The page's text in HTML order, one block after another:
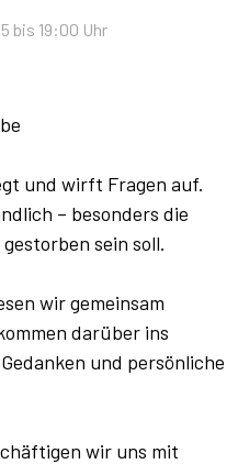
bis 19:00 Uhr
und wirft Fragen auf.
– besonders die
sein soll.
wir gemeinsam
darüber ins
und persönliche
wir uns mit